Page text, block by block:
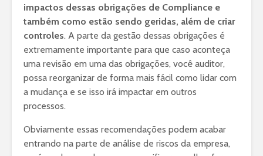
impactos dessas obrigações de Compliance e
também como estão sendo geridas, além de criar
controles. A parte da gestão dessas obrigações é
extremamente importante para que caso aconteça
uma revisão em uma das obrigações, você auditor,
possa reorganizar de forma mais fácil como lidar com
a mudança e se isso irá impactar em outros
processos.
Obviamente essas recomendações podem acabar
entrando na parte de análise de riscos da empresa,